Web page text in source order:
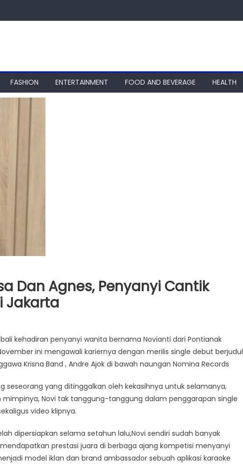
FASHION ENTERTAINMENT FOOD AND BEVERAGE HEALTH
Dan Agnes, Penyanyi Cantik
Jakarta
kehadiran penyanyi wanita bernama Novianti dari Pontianak
ini mengawali kariernya dengan merilis single debut berjudul
Krisna Band , Andre Ajok di bawah naungan Nomina Records
seseorang yang ditinggalkan oleh kekasihnya untuk selamanya,
Novi tak tanggung-tanggung dalam penggarapan single
video klipnya.
dipersiapkan selama setahun lalu,Novi sendiri sudah banyak
prestasi juara di berbaga ajang kompetisi menyanyi
model iklan dan brand ambassador sebuah aplikasi karaoke